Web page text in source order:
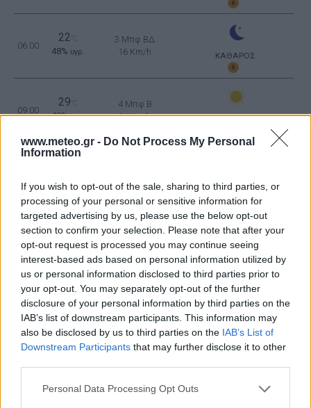
www.meteo.gr - Do Not Process My Personal
Information
If you wish to opt-out of the sale, sharing to third parties, or
processing of your personal or sensitive information for
targeted advertising by us, please use the below opt-out
section to confirm your selection. Please note that after your
opt-out request is processed you may continue seeing
interest-based ads based on personal information utilized by
us or personal information disclosed to third parties prior to
your opt-out. You may separately opt-out of the further
disclosure of your personal information by third parties on the
IAB’s list of downstream participants. This information may
also be disclosed by us to third parties on the IAB’s List of
Downstream Participants that may further disclose it to other
Personal Data Processing Opt Outs
06:00
22
48% υγρ.
3 Μπφ ΒΔ
16 Km/h
ΚΑΘΑΡΟΣ
09:00
29
40%υγρ.
4 Μπφ B
24 Km/h
34
ΚΑΘΑΡΟΣ
15:00
35°C
25% υγρ.
4 Μπφ B
24 Km/h
ΚΑΘΑΡΟΣ
18:00
35°C
17%υγρ.
4 Μπφ B
24 Km/h
ΚΑΘΑΡΟΣ
21:00
28 °C
28%υγρ.
3 Μπφ ΒΔ
16 Km/h
25°C
3 Μπφ ΒΔ